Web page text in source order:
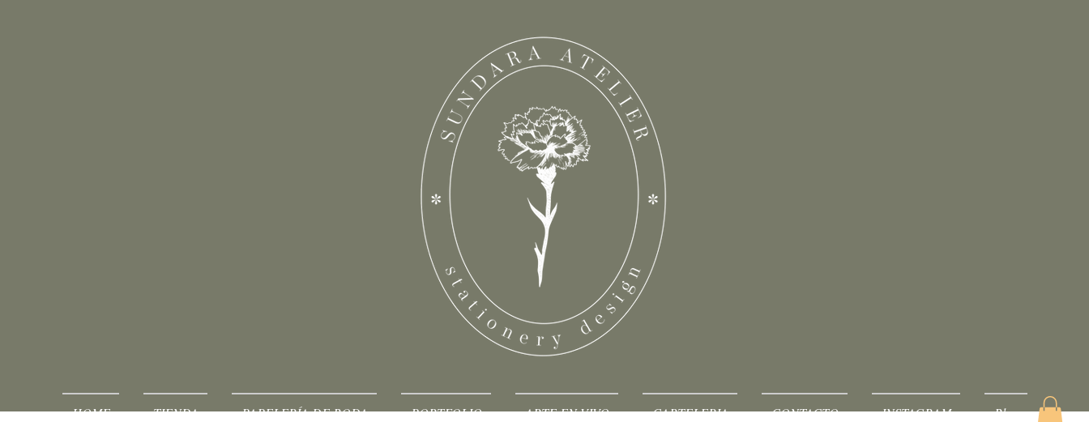
HOME TIENDA PAPELERÍA DE BODA PORTFOLIO ARTE EN VIVO CARTELERIA CONTACTO INSTAGRAM Blog